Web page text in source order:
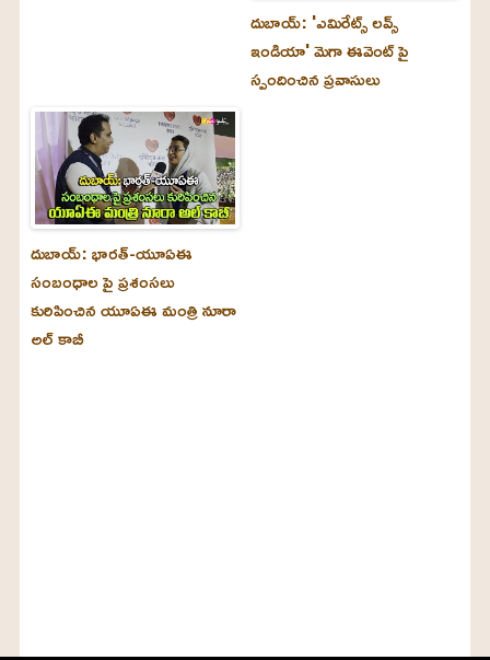
దుబాయ్‌: 'ఎమిరేట్స్ లవ్స్
ఇండియా' మెగా ఈవెంట్ పై
స్పందించిన ప్రవాసులు
దుబాయ్‌: భారత్-యూఏఈ
సంబంధాల పై ప్రశంసలు
కురిపించిన యూఏఈ మంత్రి నూరా
అల్‌ కాబీ